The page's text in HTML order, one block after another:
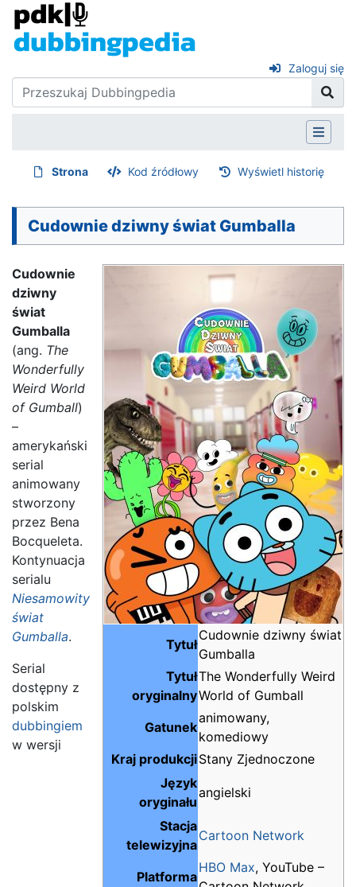
Zaloguj się
Strona Kod źródłowy Wyświetl historię
Cudownie dziwny świat Gumballa
Tytuł
Cudownie dziwny świat
Gumballa
Tytuł
oryginalny
The Wonderfully Weird
World of Gumball
Gatunek
animowany,
komediowy
Kraj produkcjiStany Zjednoczone
Język
oryginału
angielski
Stacja
telewizyjna
Cartoon Network
Platforma
HBO Max, YouTube –
Cudownie
dziwny
świat
Gumballa
(ang. The
Wonderfully
Weird World
of Gumball)
–
amerykański
serial
animowany
stworzony
przez Bena
Bocqueleta.
Kontynuacja
serialu
Niesamowity
świat
Gumballa.
Serial
dostępny z
polskim
dubbingiem
w wersji